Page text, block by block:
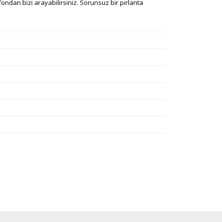
bizi arayabilirsiniz. Sorunsuz bir pırlanta